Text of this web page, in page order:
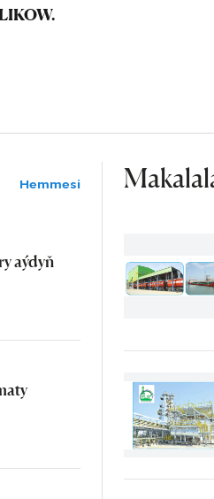
Hemmesi
aýdyň